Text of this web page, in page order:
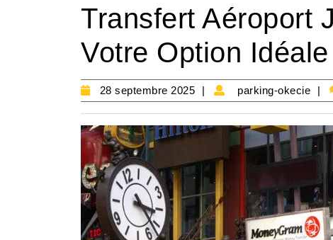
Transfert Aéroport
Votre Option
28 septembre 2025
28
septembre
parking-okecie